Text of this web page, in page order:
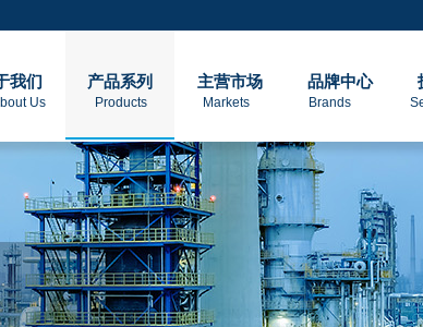
Us Products Markets Brands
我们 产品系列 主营市场 品牌中心